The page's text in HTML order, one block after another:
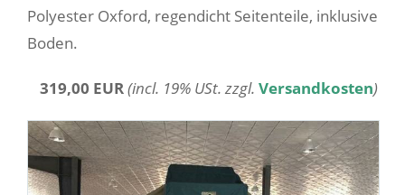
Polyester Oxford, regendicht Seitenteile, inklusive
Boden.
319,00 EUR(incl. 19% USt. zzgl. Versandkosten)